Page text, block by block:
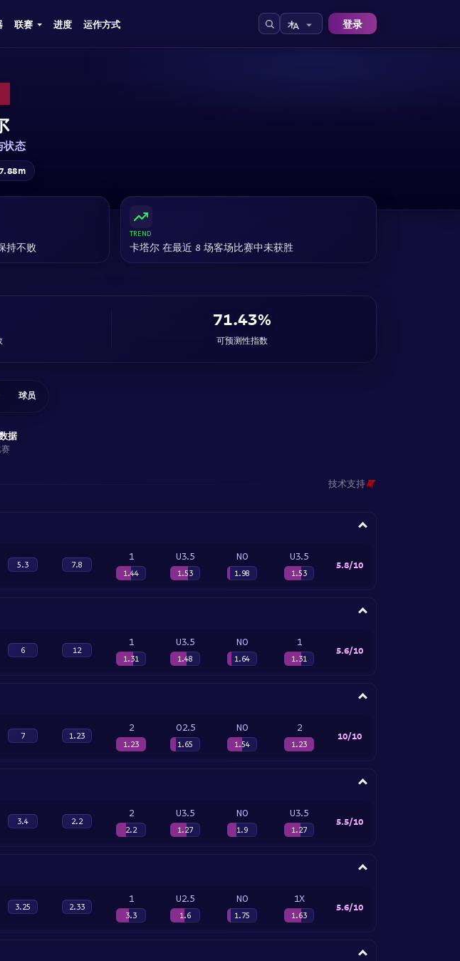
联赛 进度 运作方式 登录
状态
持不败
TREND
卡塔尔 在最近 8 场客场比赛中未获胜
71.43%
可预测性指数
球员
据
技术支持
5.3 7.8
1
1.44
U3.5
1.53
NO
1.98
U3.5
1.53
5.8/10
6 12
1
1.31
U3.5
1.48
NO
1.64
1
1.31
5.6/10
7 1.23
2
1.23
O2.5
1.65
NO
1.54
2
1.23
10/10
3.4 2.2
2
2.2
U3.5
1.27
NO
1.9
U3.5
1.27
5.5/10
3.25 2.33
1
3.3
U2.5
1.6
NO
1.75
1X
1.63
5.6/10